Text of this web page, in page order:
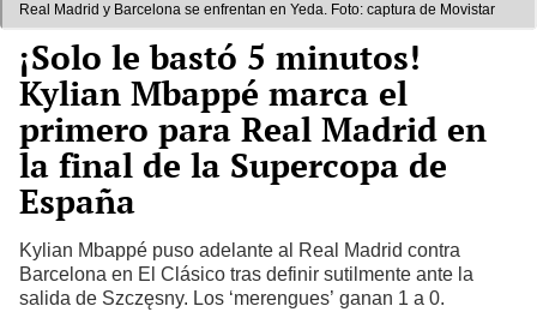
Real Madrid y Barcelona se enfrentan en Yeda. Foto: captura de Movistar
¡Solo le bastó 5 minutos!
Kylian Mbappé marca el
primero para Real Madrid en
la final de la Supercopa de
España
Kylian Mbappé puso adelante al Real Madrid contra
Barcelona en El Clásico tras definir sutilmente ante la
salida de Szczęsny. Los ‘merengues’ ganan 1 a 0.